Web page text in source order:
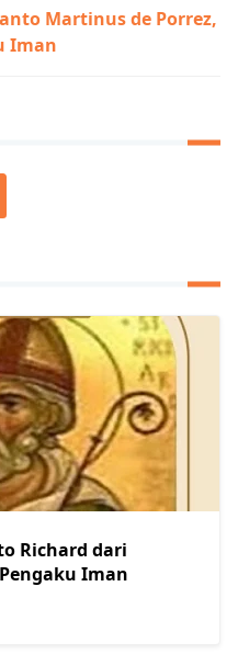
Martinus de Porrez,
Iman
Richard dari
Iman